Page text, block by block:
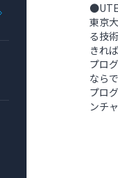
東京
る技
きれ
プロ
なら
プロ
ンチ